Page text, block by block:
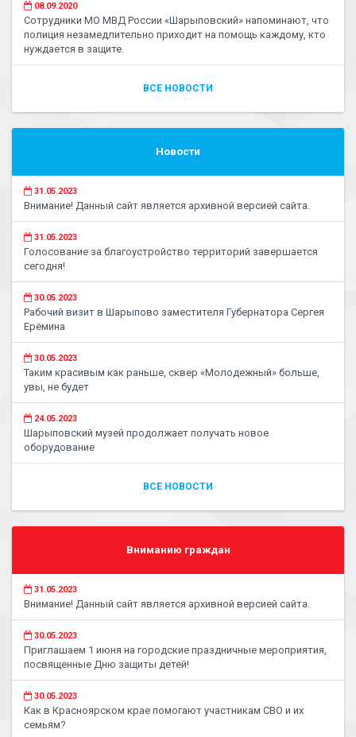
08.09.2020
Сотрудники МО МВД России «Шарыповский» напоминают, что
полиция незамедлительно приходит на помощь каждому, кто
нуждается в защите.
ВСЕ НОВОСТИ
Новости
31.05.2023
Внимание! Данный сайт является архивной версией сайта.
31.05.2023
Голосование за благоустройство территорий завершается
сегодня!
30.05.2023
Рабочий визит в Шарыпово заместителя Губернатора Сергея
Ерёмина
30.05.2023
Таким красивым как раньше, сквер «Молодежный» больше,
увы, не будет
24.05.2023
Шарыповский музей продолжает получать новое
оборудование
ВСЕ НОВОСТИ
Вниманию граждан
31.05.2023
Внимание! Данный сайт является архивной версией сайта.
30.05.2023
Приглашаем 1 июня на городские праздничные мероприятия,
посвященные Дню защиты детей!
30.05.2023
Как в Красноярском крае помогают участникам СВО и их
семьям?